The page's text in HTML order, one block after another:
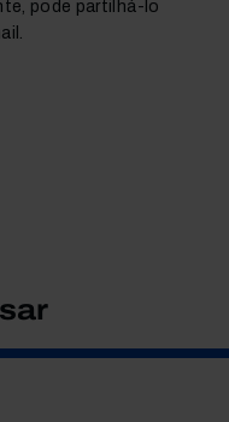
pode partilhá-lo